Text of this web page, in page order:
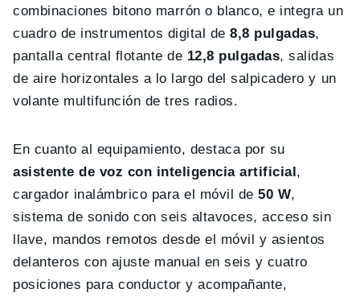
combinaciones bitono marrón o blanco, e integra un
cuadro de instrumentos digital de8,8 pulgadas,
pantalla central flotante de 12,8 pulgadas, salidas
de aire horizontales a lo largo del salpicadero y un
volante multifunción de tres radios.
En cuanto al equipamiento, destaca por su
asistente de voz con inteligencia artificial ,
cargador inalámbrico para el móvil de50 W,
sistema de sonido con seis altavoces, acceso sin
llave, mandos remotos desde el móvil y asientos
delanteros con ajuste manual en seis y cuatro
posiciones para conductor y acompañante,